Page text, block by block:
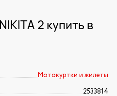
2 купить в
Мотокуртки и жилеты
2533814